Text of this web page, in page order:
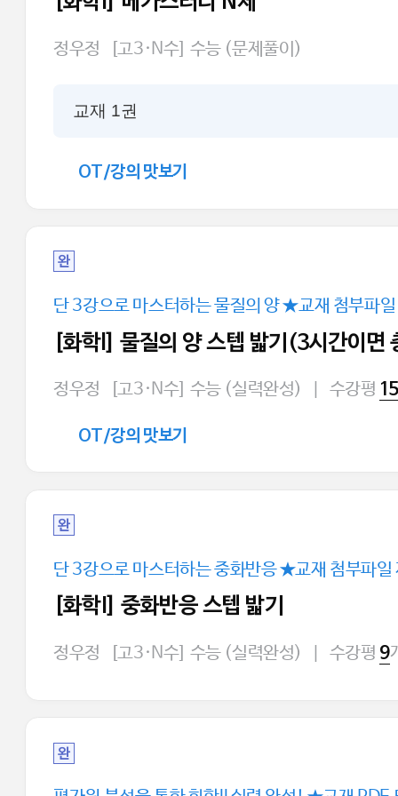
정우정 [고3·N수] 수능 (문제풀이)
교재 1권
OT/강의 맛보기
완
단 3강으로 마스터하는 물질의 양 ★교재 첨부파
[화학l] 물질의 양 스텝 밟기(3시간이면
정우정 [고3·N수] 수능 (실력완성) 수강평 15
OT/강의 맛보기
완
단 3강으로 마스터하는 중화반응 ★교재 첨부파
[화학I] 중화반응 스텝 밟기
정우정 [고3·N수] 수능 (실력완성) 수강평 9
완